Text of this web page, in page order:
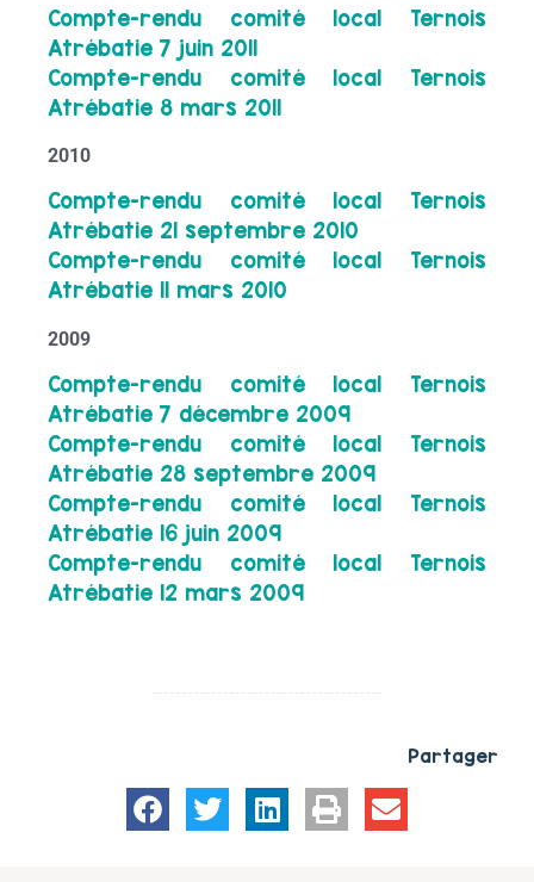
Compte-rendu comité local Ternois
Atrébatie 7 juin 2011
Compte-rendu comité local Ternois
Atrébatie 8 mars 2011
2010
Compte-rendu comité local Ternois
Atrébatie 21 septembre 2010
Compte-rendu comité local Ternois
Atrébatie 11 mars 2010
2009
Compte-rendu comité local Ternois
Atrébatie 7 décembre 2009
Compte-rendu comité local Ternois
Atrébatie 28 septembre 2009
Compte-rendu comité local Ternois
Atrébatie 16 juin 2009
Compte-rendu comité local Ternois
Atrébatie 12 mars 2009
Partager